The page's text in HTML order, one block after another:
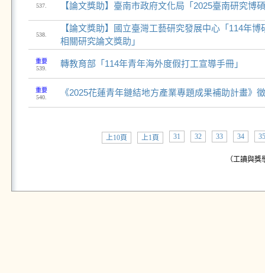
537. 【論文獎助】臺南市政府文化局「2025臺南研究博
538.
【論文獎助】國立臺灣工藝研究發展中心「114年
相關研究論文獎助」
重要
539.
轉教育部「114年青年海外度假打工宣導手冊」
重要
540.
《2025花蓮青年鏈結地方產業專題成果補助計畫》
上10頁 上1頁 31 32 33 34 35
（工讀與